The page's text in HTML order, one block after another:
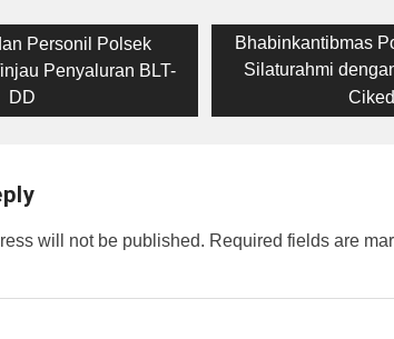
Personil Polsek
Penyaluran BLT-
DD
Next
post:
Bhabinkantibmas
Silaturahmi
will not be published. Required fields are